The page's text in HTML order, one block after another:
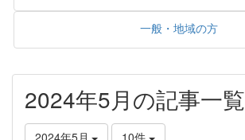
一般・地域の方
2024年5月の記事一覧